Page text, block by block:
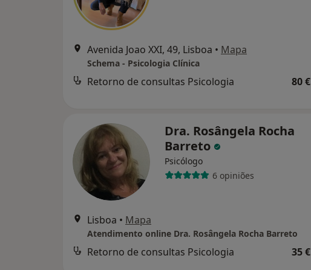
Avenida Joao XXI, 49, Lisboa • Mapa
Schema - Psicologia Clínica
Retorno de consultas Psicologia 80 €
Dra. Rosângela Rocha
Barreto
Psicólogo
6 opiniões
Lisboa • Mapa
Atendimento online Dra. Rosângela Rocha Barreto
Retorno de consultas Psicologia 35 €